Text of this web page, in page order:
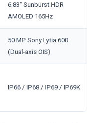
6.83" Sunburst HDR
AMOLED 165Hz
50 MP Sony Lytia 600
(Dual-axis OIS)
IP66 / IP68 / IP69 / IP69K